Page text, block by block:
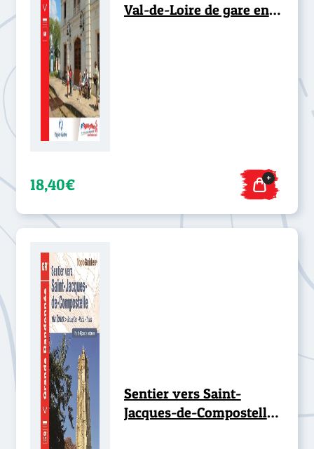
Val-de-Loire de gare en
18,40€ +
Sentier vers Saint-
Jacques-de-Compostelle :